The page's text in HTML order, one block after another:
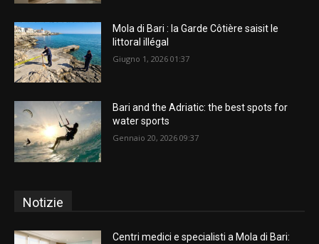
Mola di Bari : la Garde Côtière saisit le
littoral illégal
Giugno 1, 2026 01:37
Bari and the Adriatic: the best spots for
water sports
Gennaio 20, 2026 09:37
Notizie
Centri medici e specialisti a Mola di Bari: